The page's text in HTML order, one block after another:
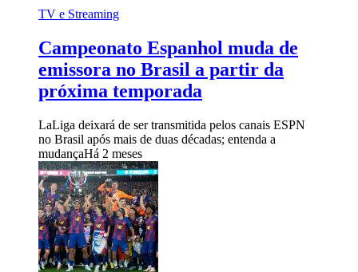
TV e Streaming
Campeonato Espanhol muda de
emissora no Brasil a partir da
próxima temporada
LaLiga deixará de ser transmitida pelos canais ESPN
no Brasil após mais de duas décadas; entenda a
mudançaHá 2 meses